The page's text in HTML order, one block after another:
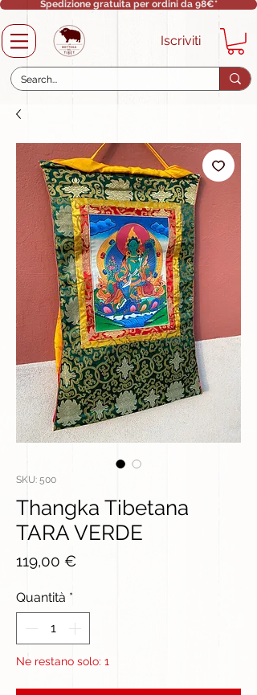
Spedizione gratuita per ordini da 98€*
Iscriviti
SKU: 500
Thangka Tibetana
TARA VERDE
119,00 €
Quantità *
Ne restano solo: 1